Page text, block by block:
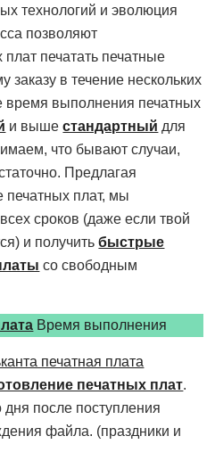
технологий и эволюция
позволяют
печатать печатные
заказу в течение нескольких
выполнения печатных
и вышестандартный для
что бывают случаи,
Предлагая
печатных плат, мы
сроков (даже если твой
и получитьбыстрые
со свободным
Время выполнения
печатная плата
печатных плат.
дня после поступления
файла. (праздники и